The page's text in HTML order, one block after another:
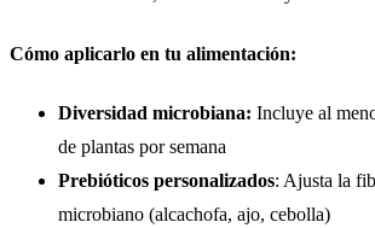
Cómo aplicarlo en tu alimentación:
Diversidad microbiana: Incluye al
de plantas por semana
Prebióticos personalizados: Ajusta la
microbiano (alcachofa, ajo, cebolla)